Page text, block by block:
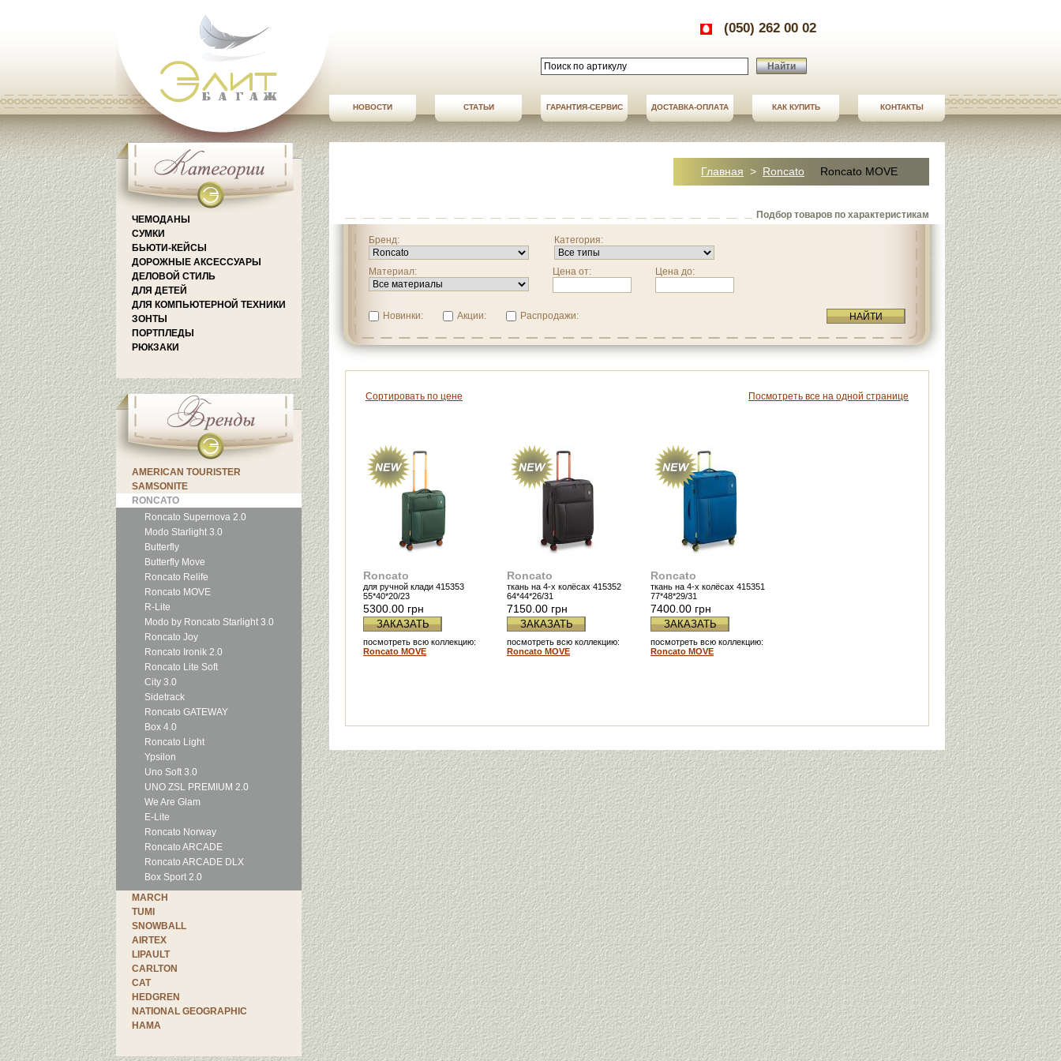
АКЦИИ НОВОСТИ ДОСТАВКА-ОПЛАТА СТАТЬИ КОНТАКТЫ
(050) 262 00 02
НОВОСТИ СТАТЬИ ГАРАНТИЯ-СЕРВИС ДОСТАВКА-ОПЛАТА КАК КУПИТЬ КОНТАКТЫ
Найти
ЧЕМОДАНЫ
СУМКИ
БЬЮТИ-КЕЙСЫ
ДОРОЖНЫЕ АКСЕССУАРЫ
ДЕЛОВОЙ СТИЛЬ
ДЛЯ ДЕТЕЙ
ДЛЯ КОМПЬЮТЕРНОЙ ТЕХНИКИ
ЗОНТЫ
ПОРТПЛЕДЫ
РЮКЗАКИ
AMERICAN TOURISTER
SAMSONITE
RONCATO
Roncato Supernova 2.0
Modo Starlight 3.0
Butterfly
Butterfly Move
Roncato Relife
Roncato MOVE
R-Lite
Modo by Roncato Starlight 3.0
Roncato Joy
Roncato Ironik 2.0
Roncato Lite Soft
City 3.0
Sidetrack
Roncato GATEWAY
Box 4.0
Roncato Light
Ypsilon
Uno Soft 3.0
UNO ZSL PREMIUM 2.0
We Are Glam
E-Lite
Roncato Norway
Roncato ARCADE
Roncato ARCADE DLX
Box Sport 2.0
MARCH
TUMI
SNOWBALL
AIRTEX
LIPAULT
CARLTON
CAT
HEDGREN
NATIONAL GEOGRAPHIC
HAMA
Главная > Roncato Roncato MOVE
Подбор товаров по характеристикам
Бренд: Категория:
Материал: Цена от: Цена до:
Новинки: Акции: Распродажи: НАЙТИ
Посмотреть все на одной странице
Сортировать по цене
Roncato
для ручной клади 415353
55*40*20/23
5300.00 грн
ЗАКАЗАТЬ
посмотреть всю коллекцию:
Roncato MOVE
Roncato
ткань на 4-х колёсах 415352
64*44*26/31
7150.00 грн
ЗАКАЗАТЬ
посмотреть всю коллекцию:
Roncato MOVE
Roncato
ткань на 4-х колёсах 415351
77*48*29/31
7400.00 грн
ЗАКАЗАТЬ
посмотреть всю коллекцию:
Roncato MOVE